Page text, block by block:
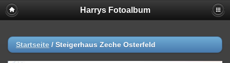
Harrys Fotoalbum
Startseite / Steigerhaus Zeche Osterfeld